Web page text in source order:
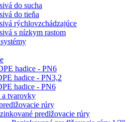
do sucha
do tieňa
rýchlovzchádzajúce
s nízkym rastom
hadice - PN6
hadice - PN3,2
hadice - PN6
tvarovky
rúry
predlžovacie rúry